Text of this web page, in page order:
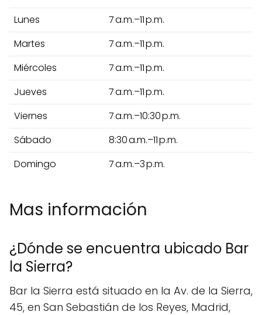
Lunes
7 a.m.–11 p.m.
Martes
7 a.m.–11 p.m.
Miércoles
7 a.m.–11 p.m.
Jueves
7 a.m.–11 p.m.
Viernes
7 a.m.–10:30 p.m.
Sábado
8:30 a.m.–11 p.m.
Domingo
7 a.m.–3 p.m.
Mas información
¿Dónde se encuentra ubicado Bar
la Sierra?
Bar la Sierra está situado en la Av. de la Sierra,
45, en San Sebastián de los Reyes, Madrid,